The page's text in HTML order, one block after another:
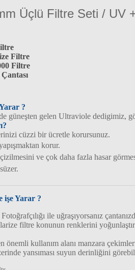
Üçlü Filtre Seti / UV
Filtre
Filtre
?
güneşten gelen Ultraviole dedigimiz,
cüzzi bir ücretle korursunuz.
korur.
ve çok daha fazla hasar
işe Yarar ?
ile uğraşıyorsanız
filtre konunun renklerini
önemli kullanım alanı manzara
yansıması suyun derinliğini